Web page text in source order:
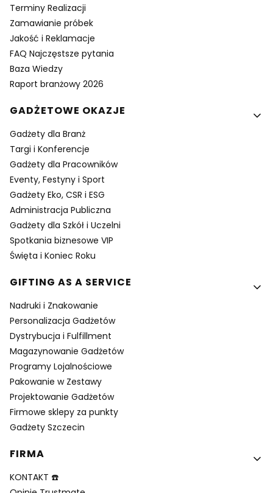
Terminy Realizacji
Zamawianie próbek
Jakość i Reklamacje
FAQ Najczęstsze pytania
Baza Wiedzy
Raport branżowy 2026
GADŻETOWE OKAZJE
Gadżety dla Branż
Targi i Konferencje
Gadżety dla Pracowników
Eventy, Festyny i Sport
Gadżety Eko, CSR i ESG
Administracja Publiczna
Gadżety dla Szkół i Uczelni
Spotkania biznesowe VIP
Święta i Koniec Roku
GIFTING AS A SERVICE
Nadruki i Znakowanie
Personalizacja Gadżetów
Dystrybucja i Fulfillment
Magazynowanie Gadżetów
Programy Lojalnościowe
Pakowanie w Zestawy
Projektowanie Gadżetów
Firmowe sklepy za punkty
Gadżety Szczecin
FIRMA
KONTAKT ☎️